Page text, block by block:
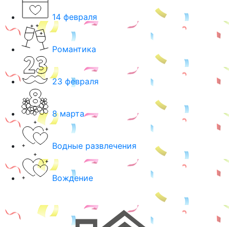
14 февраля
Романтика
23 февраля
8 марта
Водные развлечения
Вождение